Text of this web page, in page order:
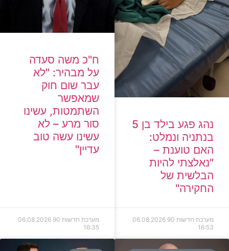
נהג פגע בילד בן 5
בנתניה ונמלט:
האם טוענת –
"נאלצתי להיות
הבלשית של
החקירה"
מערכת חדשות 90
06.08.2026
16:53
ח"כ משה סעדה
על מבהיר: "לא
עבר שום חוק
שמאפשר
השתמטות, עשינו
סור מרע – לא
עשינו עשה טוב
עדיין"
מערכת חדשות 90
06.08.2026
16:35